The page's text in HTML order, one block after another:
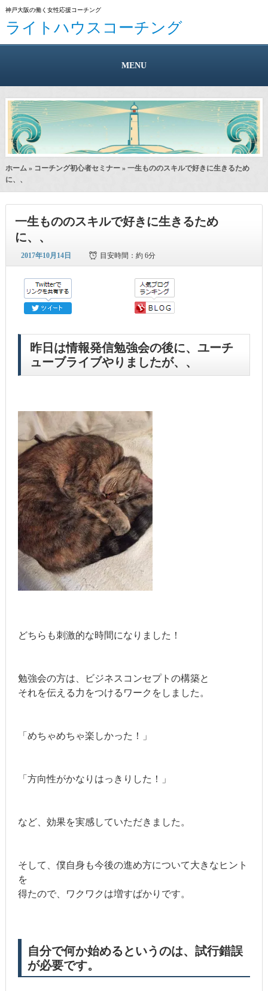
神戸大阪の働く女性応援コーチング
ライトハウスコーチング
MENU
ホーム » コーチング初心者セミナー» 一生もののスキルで好きに生きるため
に、、
一生もののスキルで好きに生きるため
に、、
2017年10月14日 目安時間：約 6分
昨日は情報発信勉強会の後に、ユーチ
ューブライブやりましたが、、
どちらも刺激的な時間になりました！
勉強会の方は、ビジネスコンセプトの構築と
それを伝える力をつけるワークをしました。
「めちゃめちゃ楽しかった！」
「方向性がかなりはっきりした！」
など、効果を実感していただきました。
そして、僕自身も今後の進め方について大きなヒント
を
得たので、ワクワクは増すばかりです。
自分で何か始めるというのは、試行錯誤
が必要です。